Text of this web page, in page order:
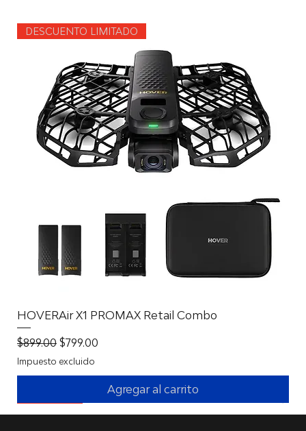
DESCUENTO LIMITADO
HOVERAir X1 PROMAX Retail Combo
Precio
$899.00 Precio de oferta
$799.00
Impuesto excluido
Agregar al carrito